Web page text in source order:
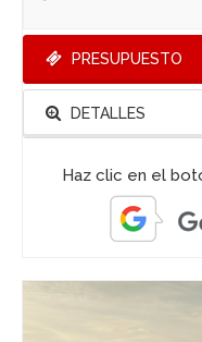
PRESUPUESTO
DETALLES
Haz clic en el